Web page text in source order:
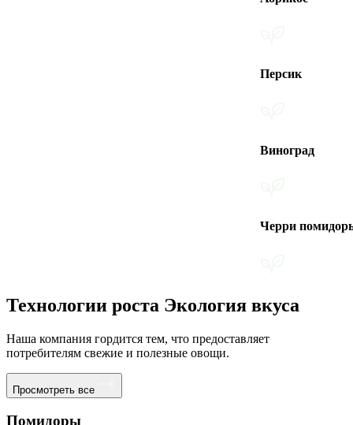
Виноград
Черри помидоры
Технологии роста Экология вкуса
Наша компания гордится тем, что предоставляет
потребителям свежие и полезные овощи.
Просмотреть все
Помидоры